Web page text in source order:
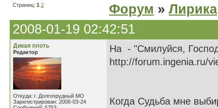
Страниц: 1 2 Форум » Лирика
2008-01-19 02:42:51
Дикая плоть
Редактор
Откуда: г. Долгопрудный МО
Зарегистрирован: 2006-03-24
На - "Смилуйся,
http://forum.ingenia.ru/
Когда Судьба мне